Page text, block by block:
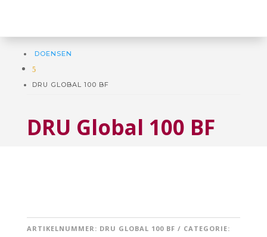
DOENSEN
5
DRU GLOBAL 100 BF
DRU Global 100 BF
ARTIKELNUMMER: DRU GLOBAL 100 BF
CATEGORIE: